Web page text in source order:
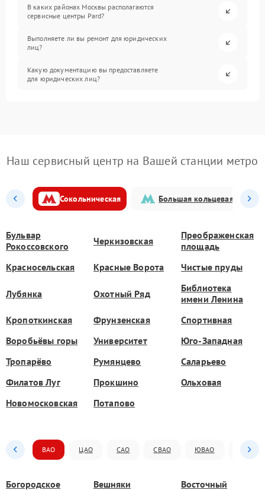
В каких районах Москвы располагаются
сервисные центры Pard?
Выполняете ли вы ремонт для юридических
лиц?
Какую документацию вы предоставляете
для юридических лиц?
Наш сервисный центр на Вашей станции метро
Сокольническая Большая кольцевая
Бульвар
Рокоссовского
Черкизовская
Преображенская
площадь
Красносельская
Красные Ворота Чистые пруды
Лубянка Охотный Ряд
Библиотека
имени Ленина
Кропоткинская
Фрунзенская
Спортивная
Воробьёвы горы
Университет
Юго-Западная
Тропарёво
Румянцево
Саларьево
Филатов Луг
Прокшино
Ольховая
Новомосковская
Потапово
ВАО ЦАО САО СВАО ЮВАО ЮАО
Богородское Вешняки Восточный